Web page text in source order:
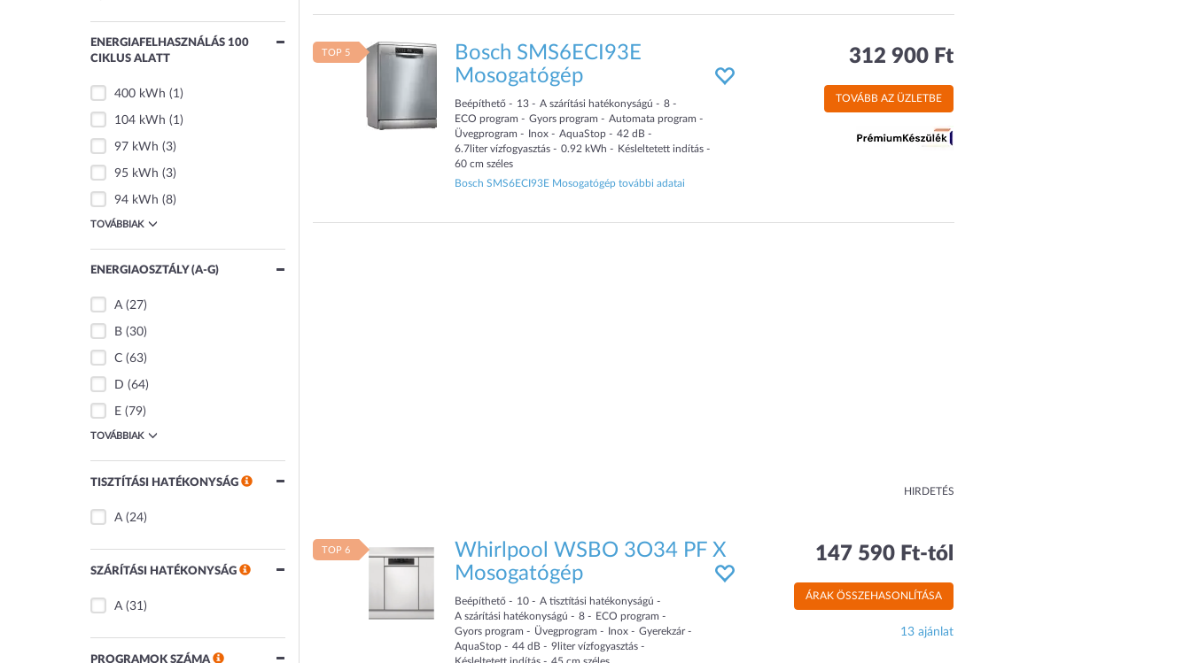
ENERGIAFELHASZNÁLÁS 100
CIKLUS ALATT
400 kWh (1)
104 kWh (1)
97 kWh (3)
95 kWh (3)
94 kWh (8)
TOVÁBBIAK
ENERGIAOSZTÁLY (A-G)
A (27)
B (30)
C (63)
D (64)
E (79)
TOVÁBBIAK
TISZTÍTÁSI HATÉKONYSÁG
A (24)
SZÁRÍTÁSI HATÉKONYSÁG
A (31)
PROGRAMOK SZÁMA
TOP 5
Bosch SMS6ECI93E
Mosogatógép
Beépíthető 13 A szárítási hatékonyságú
8
ECO program
Gyors program
Automata program
Üvegprogram
Inox AquaStop 42 dB
6.7litervízfogyasztás 0.92 kWh
Késleltetett indítás
60 cm széles
Bosch SMS6ECI93E Mosogatógép további adatai
312 900 Ft
TOVÁBB AZ ÜZLETBE
HIRDETÉS
TOP 6
Whirlpool WSBO 3O34 PF X
Mosogatógép
Beépíthető 10
A tisztítási hatékonyságú
A szárítási hatékonyságú
8
ECO program
Gyors program
Üvegprogram Inox
Gyerekzár
AquaStop
44 dB 9litervízfogyasztás
147 590 Ft-tól
ÁRAK ÖSSZEHASONLÍTÁSA
13 ajánlat